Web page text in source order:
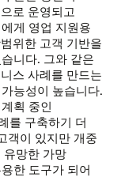
로 운영되고
게 영업 지원용
위한 고객 기반을
니다. 그와 같은
스 사례를 만드는
능성이 높습니다.
획 중인
를 구축하기 더
객이 있지만 개중
유망한 가망
한 도구가 되어